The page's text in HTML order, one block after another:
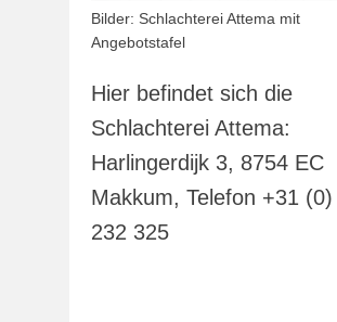
Bilder: Schlachterei Attema mit
Angebotstafel
Hier befindet sich die
Schlachterei Attema:
Harlingerdijk 3, 8754 EC
Makkum, Telefon +31
232 325